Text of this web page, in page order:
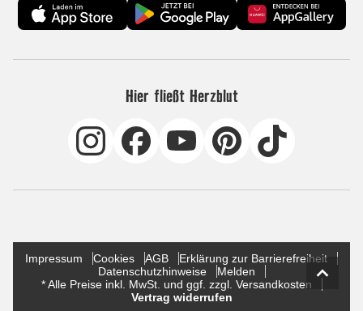
Hier fließt Herzblut
Impressum Cookies AGB
Erklärung zur Barrierefreiheit
Datenschutzhinweise
Melden
* Alle Preise inkl. MwSt. und ggf. zzgl. Versandkosten
Vertrag widerrufen